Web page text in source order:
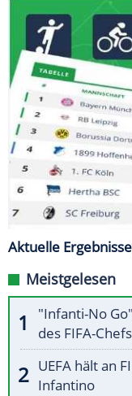
Aktuelle
Meistgelesen
"Infanti-No
des FIFA-Chefs
UEFA hält an
Infantino